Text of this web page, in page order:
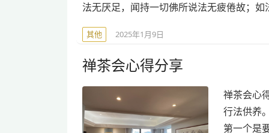
法无厌足，闻持一切佛所说法无疲倦故；
其他 2025年1月9日
禅茶会心得分享
禅茶会心
行法供养
第一个是